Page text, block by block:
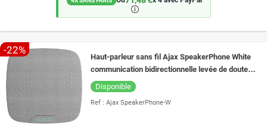
🛈
-22%
Haut-parleur sans fil Ajax SpeakerPhone White
communication bidirectionnelle levée de doute
alarme VoRF
Disponible
Ref : Ajax SpeakerPhone-W